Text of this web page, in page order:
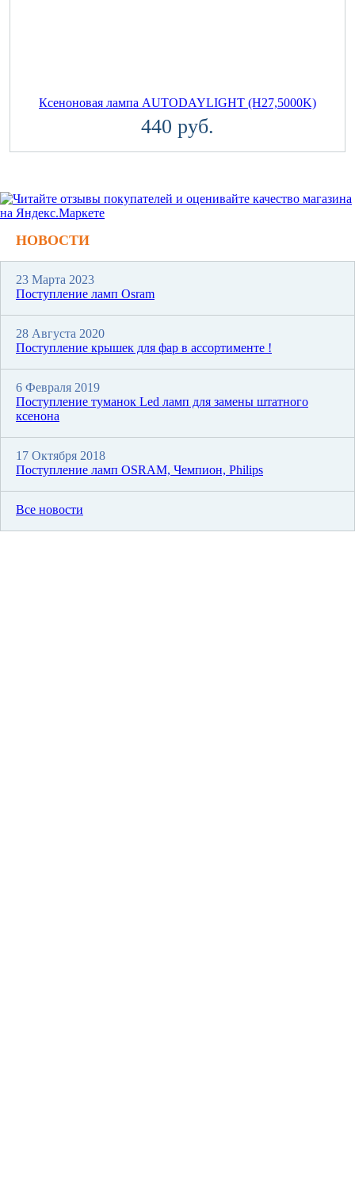
Ксеноновая лампа AUTODAYLIGHT (H27,5000K)
440 руб.
НОВОСТИ
23 Марта 2023
Поступление ламп Osram
28 Августа 2020
Поступление крышек для фар в ассортименте !
6 Февраля 2019
Поступление туманок Led ламп для замены штатного
ксенона
17 Октября 2018
Поступление ламп OSRAM, Чемпион, Philips
Все новости